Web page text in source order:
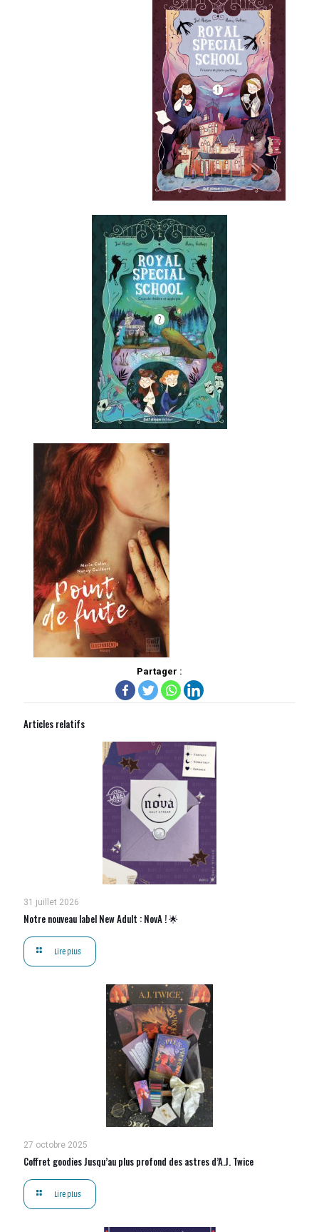
Partager :
Articles relatifs
31 juillet 2026
Notre nouveau label New Adult : NovA ! 🌟
Lire plus
27 octobre 2025
Coffret goodies Jusqu’au plus profond des astres d’A.J. Twice
Lire plus